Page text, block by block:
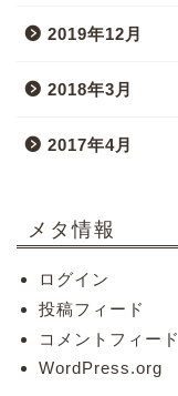
2019年12月
2018年3月
2017年4月
メタ情報
ログイン
投稿フィード
コメントフィード
WordPress.org